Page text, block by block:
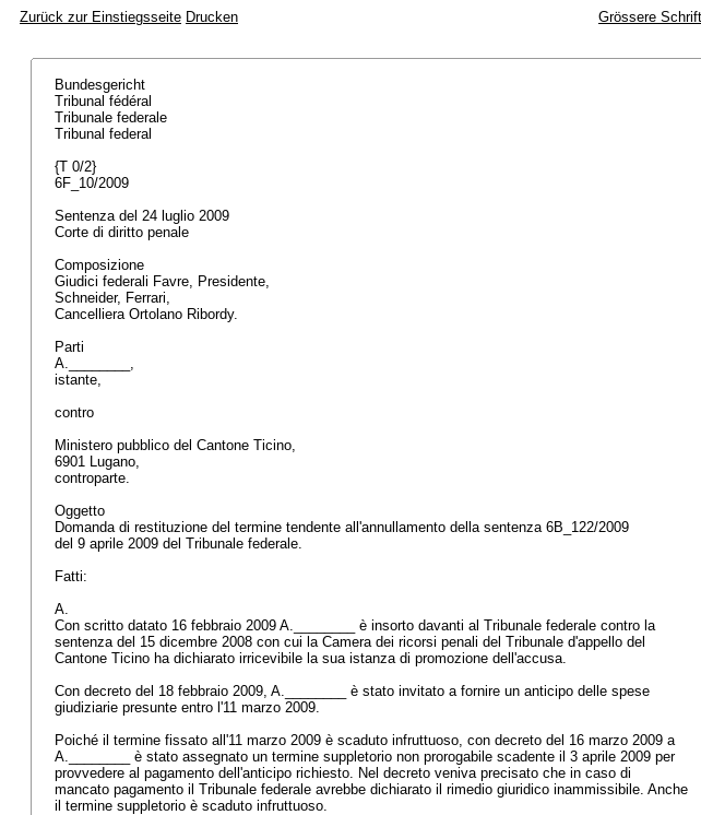
Zurück zur Einstiegsseite Drucken Grössere Schrift
Bundesgericht
Tribunal fédéral
Tribunale federale
Tribunal federal
{T 0/2}
6F_10/2009
Sentenza del 24 luglio 2009
Corte di diritto penale
Composizione
Giudici federali Favre, Presidente,
Schneider, Ferrari,
Cancelliera Ortolano Ribordy.
Parti
A.________,
istante,
contro
Ministero pubblico del Cantone Ticino,
6901 Lugano,
controparte.
Oggetto
Domanda di restituzione del termine tendente all'annullamento della sentenza 6B_122/2009
del 9 aprile 2009 del Tribunale federale.
Fatti:
A.
Con scritto datato 16 febbraio 2009 A.________ è insorto davanti al Tribunale federale contro la
sentenza del 15 dicembre 2008 con cui la Camera dei ricorsi penali del Tribunale d'appello del
Cantone Ticino ha dichiarato irricevibile la sua istanza di promozione dell'accusa.
Con decreto del 18 febbraio 2009, A.________ è stato invitato a fornire un anticipo delle spese
giudiziarie presunte entro l'11 marzo 2009.
Poiché il termine fissato all'11 marzo 2009 è scaduto infruttuoso, con decreto del 16 marzo 2009 a
A.________ è stato assegnato un termine suppletorio non prorogabile scadente il 3 aprile 2009 per
provvedere al pagamento dell'anticipo richiesto. Nel decreto veniva precisato che in caso di
mancato pagamento il Tribunale federale avrebbe dichiarato il rimedio giuridico inammissibile. Anche
il termine suppletorio è scaduto infruttuoso.